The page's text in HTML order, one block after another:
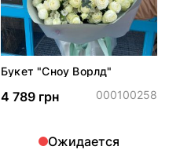
Букет "Сноу Ворлд"
4 789 грн 000100258
Ожидается